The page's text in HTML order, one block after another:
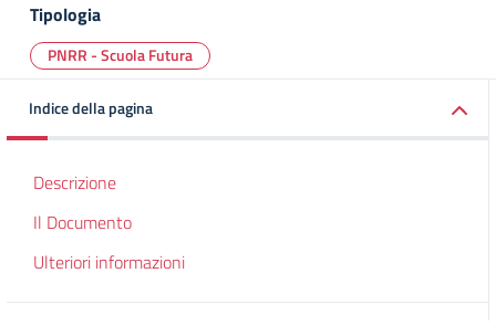
Tipologia
PNRR - Scuola Futura
Indice della pagina
Descrizione
Il Documento
Ulteriori informazioni